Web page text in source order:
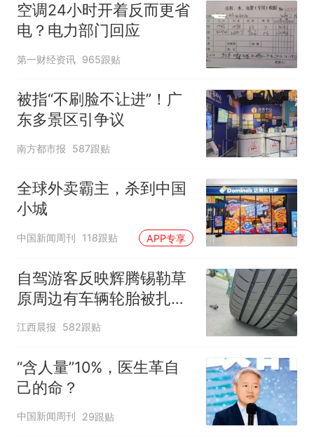
空调24小时开着反而更省
电？电力部门回应
第一财经资讯 965跟贴
被指“不刷脸不让进”！广
东多景区引争议
南方都市报 587跟贴
全球外卖霸主，杀到中国
小城
中国新闻周刊 118跟贴 APP专享
自驾游客反映辉腾锡勒草
原周边有车辆轮胎被扎，
修理店铺换胎价格高达千
江西晨报 582跟贴
“含人量”10%，医生革自
己的命？
中国新闻周刊 29跟贴